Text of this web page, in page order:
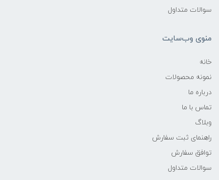
سوالات متداول
منوی وب‌سایت
خانه
نمونه محصولات
درباره ما
تماس با ما
وبلاگ
راهنمای ثبت سفارش
توافق سفارش
سوالات متداول